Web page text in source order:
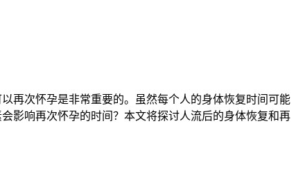
次怀孕是非常重要的。虽然每个人的身体恢复时间可能
影响再次怀孕的时间？本文将探讨人流后的身体恢复和再